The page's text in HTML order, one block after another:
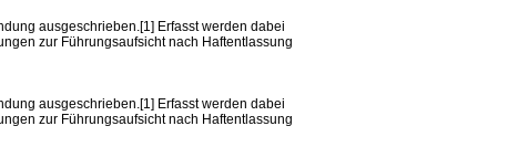
ausgeschrieben.[1] Erfasst werden dabei
zur Führungsaufsicht nach Haftentlassung
ausgeschrieben.[1] Erfasst werden dabei
zur Führungsaufsicht nach Haftentlassung